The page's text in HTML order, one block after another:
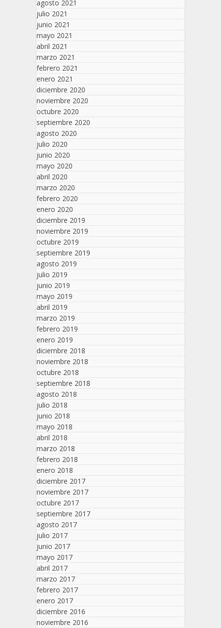
agosto 2021
julio 2021
junio 2021
mayo 2021
abril 2021
marzo 2021
febrero 2021
enero 2021
diciembre 2020
noviembre 2020
octubre 2020
septiembre 2020
agosto 2020
julio 2020
junio 2020
mayo 2020
abril 2020
marzo 2020
febrero 2020
enero 2020
diciembre 2019
noviembre 2019
octubre 2019
septiembre 2019
agosto 2019
julio 2019
junio 2019
mayo 2019
abril 2019
marzo 2019
febrero 2019
enero 2019
diciembre 2018
noviembre 2018
octubre 2018
septiembre 2018
agosto 2018
julio 2018
junio 2018
mayo 2018
abril 2018
marzo 2018
febrero 2018
enero 2018
diciembre 2017
noviembre 2017
octubre 2017
septiembre 2017
agosto 2017
julio 2017
junio 2017
mayo 2017
abril 2017
marzo 2017
febrero 2017
enero 2017
diciembre 2016
noviembre 2016